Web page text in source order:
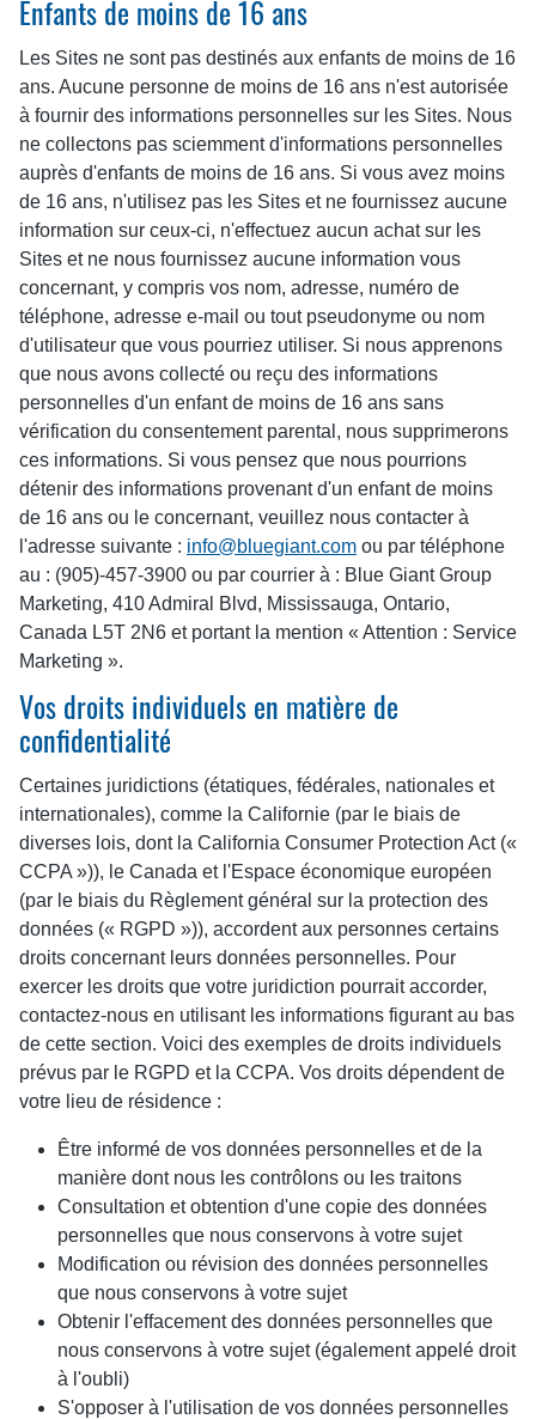
Enfants de moins de 16 ans
Les Sites ne sont pas destinés aux enfants de moins de 16
ans. Aucune personne de moins de 16 ans n'est autorisée
à fournir des informations personnelles sur les Sites. Nous
ne collectons pas sciemment d'informations personnelles
auprès d'enfants de moins de 16 ans. Si vous avez moins
de 16 ans, n'utilisez pas les Sites et ne fournissez aucune
information sur ceux-ci, n'effectuez aucun achat sur les
Sites et ne nous fournissez aucune information vous
concernant, y compris vos nom, adresse, numéro de
téléphone, adresse e-mail ou tout pseudonyme ou nom
d'utilisateur que vous pourriez utiliser. Si nous apprenons
que nous avons collecté ou reçu des informations
personnelles d'un enfant de moins de 16 ans sans
vérification du consentement parental, nous supprimerons
ces informations. Si vous pensez que nous pourrions
détenir des informations provenant d'un enfant de moins
de 16 ans ou le concernant, veuillez nous contacter à
l'adresse suivante : info@bluegiant.com ou par téléphone
au : (905)-457-3900 ou par courrier à : Blue Giant Group
Marketing, 410 Admiral Blvd, Mississauga, Ontario,
Canada L5T 2N6 et portant la mention « Attention : Service
Marketing ».
Vos droits individuels en matière de
confidentialité
Certaines juridictions (étatiques, fédérales, nationales et
internationales), comme la Californie (par le biais de
diverses lois, dont la California Consumer Protection Act («
CCPA »)), le Canada et l'Espace économique européen
(par le biais du Règlement général sur la protection des
données (« RGPD »)), accordent aux personnes certains
droits concernant leurs données personnelles. Pour
exercer les droits que votre juridiction pourrait accorder,
contactez-nous en utilisant les informations figurant au bas
de cette section. Voici des exemples de droits individuels
prévus par le RGPD et la CCPA. Vos droits dépendent de
votre lieu de résidence :
Être informé de vos données personnelles et de la
manière dont nous les contrôlons ou les traitons
Consultation et obtention d'une copie des données
personnelles que nous conservons à votre sujet
Modification ou révision des données personnelles
que nous conservons à votre sujet
Obtenir l'effacement des données personnelles que
nous conservons à votre sujet (également appelé droit
à l'oubli)
S'opposer à l'utilisation de vos données personnelles